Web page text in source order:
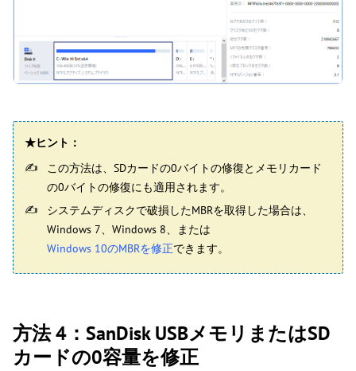
★ヒント：
この方法は、SDカードの0バイトの修復とメモリカード
の0バイトの修復にも適用されます。
システムディスクで破損したMBRを取得した場合は、
Windows 7、Windows 8、または
Windows 10のMBRを修正できます。
方法 4：SanDisk USBメモリまたはSD
カードの0容量を修正